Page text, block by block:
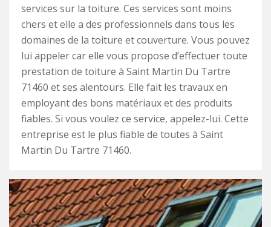
services sur la toiture. Ces services sont moins
chers et elle a des professionnels dans tous les
domaines de la toiture et couverture. Vous pouvez
lui appeler car elle vous propose d’effectuer toute
prestation de toiture à Saint Martin Du Tartre
71460 et ses alentours. Elle fait les travaux en
employant des bons matériaux et des produits
fiables. Si vous voulez ce service, appelez-lui. Cette
entreprise est le plus fiable de toutes à Saint
Martin Du Tartre 71460.